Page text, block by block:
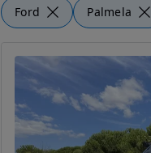
Ford Palmela